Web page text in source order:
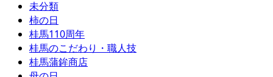
未分類
柿の日
桂馬110周年
桂馬のこだわり・職人技
桂馬蒲鉾商店